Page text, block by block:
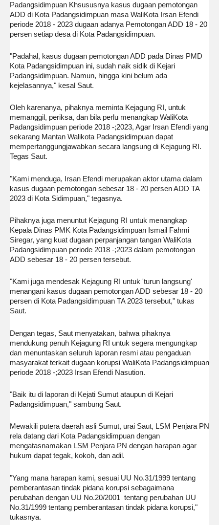
Padangsidimpuan Khsususnya kasus dugaan pemotongan
ADD di Kota Padangsidimpuan masa WaliKota Irsan Efendi
periode 2018 - 2023 dugaan adanya Pemotongan ADD 18 - 20
persen setiap desa di Kota Padangsidimpuan.
"Padahal, kasus dugaan pemotongan ADD pada Dinas PMD
Kota Padangsidimpuan ini, sudah naik sidik di Kejari
Padangsidimpuan. Namun, hingga kini belum ada
kejelasannya," kesal Saut.
Oleh karenanya, pihaknya meminta Kejagung RI, untuk
memanggil, periksa, dan bila perlu menangkap WaliKota
Padangsidimpuan periode 2018 -;2023, Agar Irsan Efendi yang
sekarang Mantan Walikota Padangsidimpuan dapat
mempertanggungjawabkan secara langsung di Kejagung RI.
Tegas Saut.
"Kami menduga, Irsan Efendi merupakan aktor utama dalam
kasus dugaan pemotongan sebesar 18 - 20 persen ADD TA
2023 di Kota Sidimpuan," tegasnya.
Pihaknya juga menuntut Kejagung RI untuk menangkap
Kepala Dinas PMK Kota Padangsidimpuan Ismail Fahmi
Siregar, yang kuat dugaan perpanjangan tangan WaliKota
Padangsidimpuan periode 2018 -;2023 dalam pemotongan
ADD sebesar 18 - 20 persen tersebut.
"Kami juga mendesak Kejagung RI untuk 'turun langsung'
menangani kasus dugaan pemotongan ADD sebesar 18 - 20
persen di Kota Padangsidimpuan TA 2023 tersebut," tukas
Saut.
Dengan tegas, Saut menyatakan, bahwa pihaknya
mendukung penuh Kejagung RI untuk segera mengungkap
dan menuntaskan seluruh laporan resmi atau pengaduan
masyarakat terkait dugaan korupsi WaliKota Padangsidimpuan
periode 2018 -;2023 Irsan Efendi Nasution.
"Baik itu di laporan di Kejati Sumut ataupun di Kejari
Padangsidimpuan," sambung Saut.
Mewakili putera daerah asli Sumut, urai Saut, LSM Penjara PN
rela datang dari Kota Padangsidimpuan dengan
mengatasnamakan LSM Penjara PN dengan harapan agar
hukum dapat tegak, kokoh, dan adil.
"Yang mana harapan kami, sesuai UU No.31/1999 tentang
pemberantasan tindak pidana korupsi sebagaimana
perubahan dengan UU No.20/2001 tentang perubahan UU
No.31/1999 tentang pemberantasan tindak pidana korupsi,"
tukasnya.